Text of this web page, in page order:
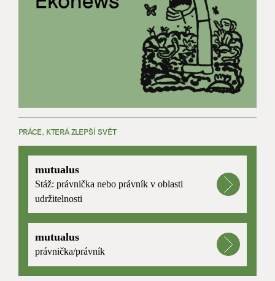
PRÁCE, KTERÁ ZLEPŠÍ SVĚT
mutualus
Stáž: právnička nebo právník v oblasti
udržitelnosti
mutualus
právnička/právník